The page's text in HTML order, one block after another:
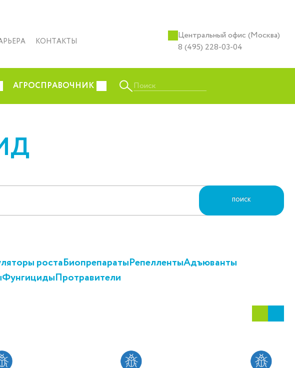
КОНТАКТЫ
Центральный офис (Москва)
8 (495) 228-03-04
АГРОСПРАВОЧНИК Поиск
ПОИСК
ростаБиопрепаратыРепеллентыАдъюванты
ФунгицидыПротравители